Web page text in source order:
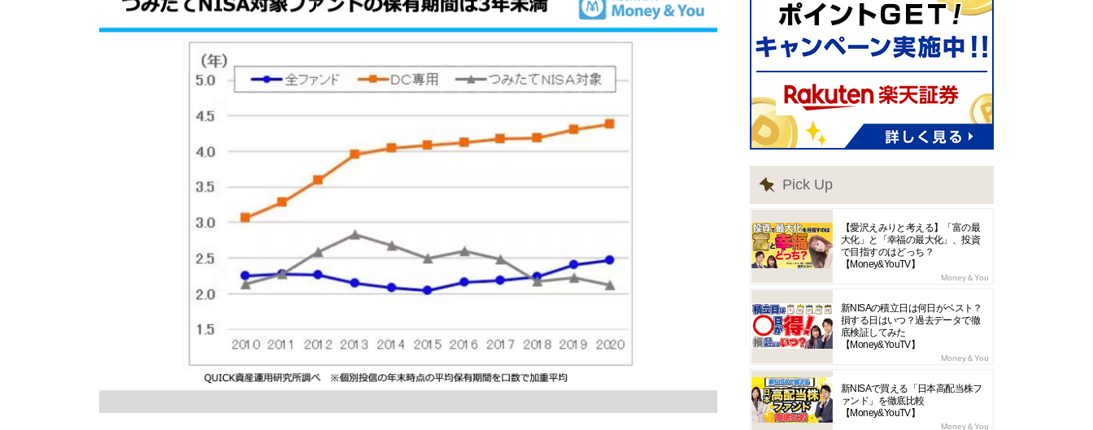
Pick Up
【愛沢えみりと考える】「富の最
大化」と「幸福の最大化」、投資
で目指すのはどっち？
【Money&YouTV】
Money＆You
新NISAの積立日は何日がベスト？
損する日はいつ？過去データで徹
底検証してみた
【Money&YouTV】
Money＆You
新NISAで買える「日本高配当株フ
ァンド」を徹底比較
【Money&YouTV】
Money＆You